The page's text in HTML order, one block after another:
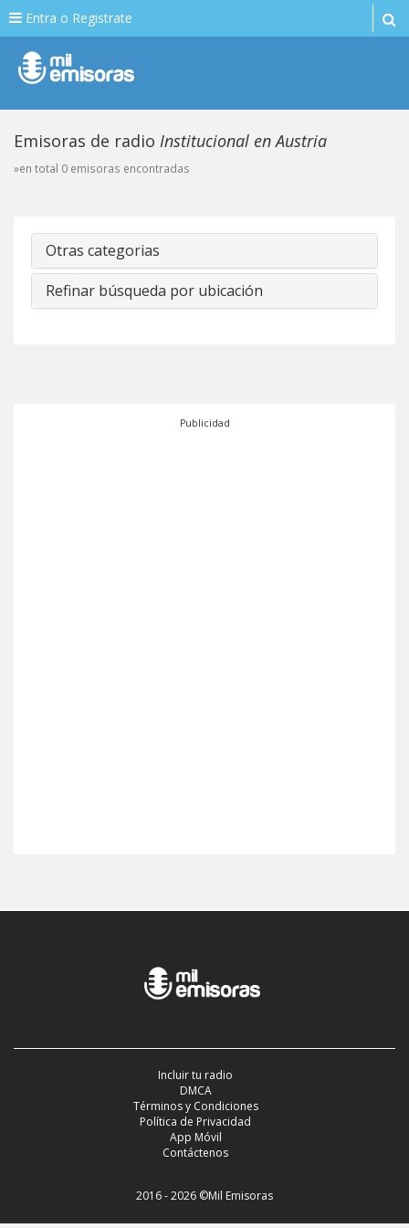
Entra o Registrate
Emisoras de radio Institucional en Austria
»en total 0 emisoras encontradas
Otras categorias
Refinar búsqueda por ubicación
Publicidad
Incluir tu radio
DMCA
Términos y Condiciones
Política de Privacidad
App Móvil
Contáctenos
2016 - 2026 ©Mil Emisoras